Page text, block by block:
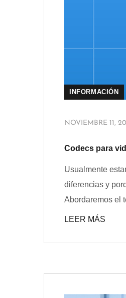
INFORMACIÓN
NOVIEMBRE 11,
Codecs para
Usualmente
diferencias y
Abordaremos el
LEER MÁS